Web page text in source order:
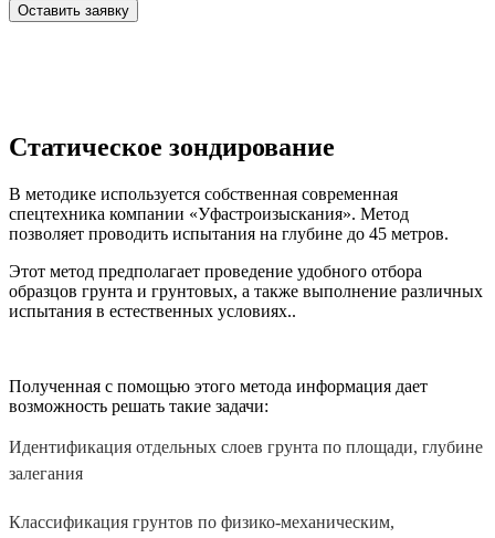
Оставить заявку
Статическое зондирование
В методике используется собственная современная
спецтехника компании «Уфастроизыскания». Метод
позволяет проводить испытания на глубине до 45 метров.
Этот метод предполагает проведение удобного отбора
образцов грунта и грунтовых, а также выполнение различных
испытания в естественных условиях..
Полученная с помощью этого метода информация дает
возможность решать такие задачи:
Идентификация отдельных слоев грунта по площади, глубине
залегания
Классификация грунтов по физико-механическим,